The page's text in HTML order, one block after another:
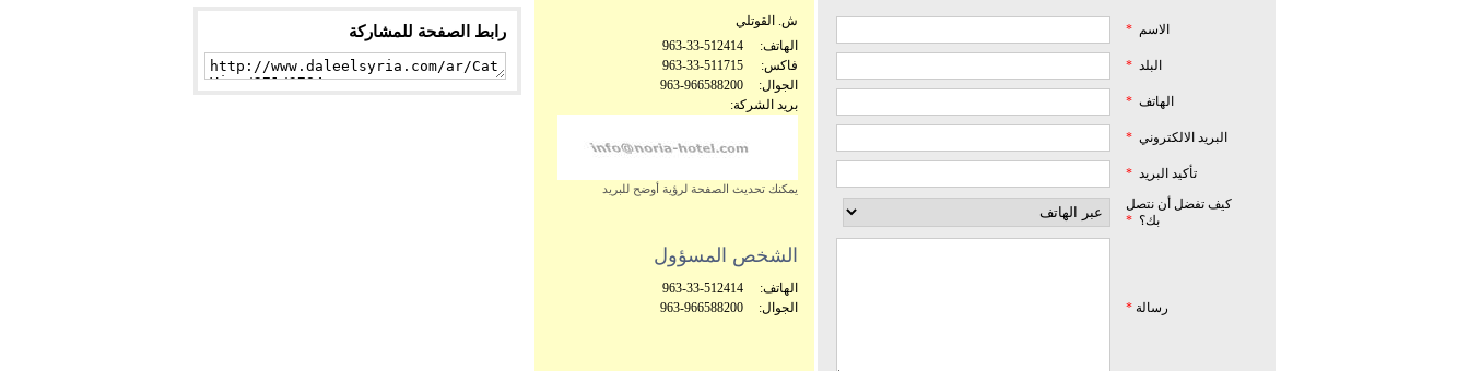
رابط الصفحة للمشاركة الاسم *
البلد *
الهاتف *
البريد الالكتروني *
تأكيد البريد *
كيف تفضل أن نتصل
بك؟ *
رسالة *
ش. القوتلي
الهاتف:
963-33-512414
فاكس:
963-33-511715
الجوال:
963-966588200
بريد الشركة:
يمكنك تحديث الصفحة لرؤية أوضح للبريد
الشخص المسؤول
الهاتف:
963-33-512414
الجوال:
963-966588200